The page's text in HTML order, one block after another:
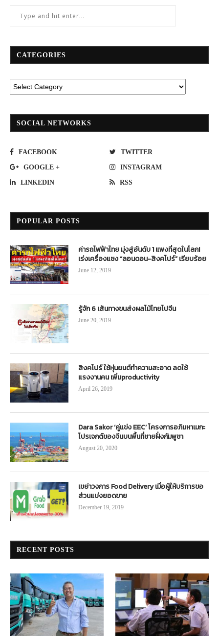
CATEGORIES
SOCIAL NETWORKS
FACEBOOK TWITTER
GOOGLE + INSTAGRAM
LINKEDIN RSS
POPULAR POSTS
ค่ารถไฟฟ้าไทย มุ่งสู่อันดับ 1 แพงที่สุดในโลก!
เร่งเครื่องแซง “ลอนดอน-สิงคโปร์” เรียบร้อย
June 12, 2019
รู้จัก 6 เส้นทางขนส่งผลไม้ไทยไปจีน
June 20, 2019
สิงคโปร์ ใช้หุ่นยนต์ทำความสะอาด ลดใช้
แรงงานคน เพิ่มproductivity
April 26, 2019
Dara Sakor ‘คู่แข่ง EEC’ โครงการอภิมหาเมกะ
โปรเจกต์ของจีนบนพื้นที่ชายฝั่งกัมพูชา
August 20, 2020
เขย่าวงการ Food Delivery เมื่อผู้ให้บริการขอ
ส่วนแบ่งยอดขาย
December 19, 2019
RECENT POSTS